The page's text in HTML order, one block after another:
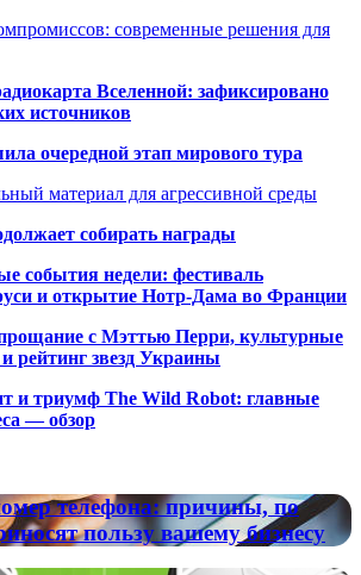
современные решения для
Вселенной: зафиксировано
источников
очередной этап мирового тура
материал для агрессивной среды
собирать награды
события недели: фестиваль
и открытие Нотр-Дама во Франции
с Мэттью Перри, культурные
рейтинг звезд Украины
и триумф The Wild Robot: главные
— обзор
телефона: причины, по
пользу вашему бизнесу